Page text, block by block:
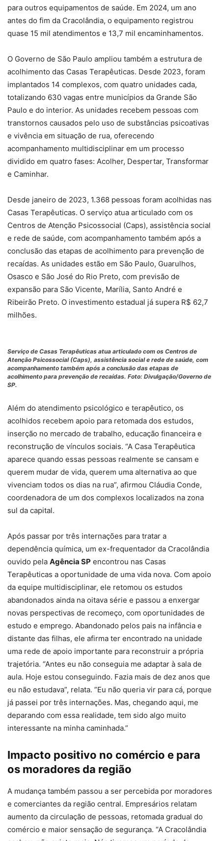
para outros equipamentos de saúde. Em 2024, um ano
antes do fim da Cracolândia, o equipamento registrou
quase 15 mil atendimentos e 13,7 mil encaminhamentos.
O Governo de São Paulo ampliou também a estrutura de
acolhimento das Casas Terapêuticas. Desde 2023, foram
implantados 14 complexos, com quatro unidades cada,
totalizando 630 vagas entre municípios da Grande São
Paulo e do interior. As unidades recebem pessoas com
transtornos causados pelo uso de substâncias psicoativas
e vivência em situação de rua, oferecendo
acompanhamento multidisciplinar em um processo
dividido em quatro fases: Acolher, Despertar, Transformar
e Caminhar.
Desde janeiro de 2023, 1.368 pessoas foram acolhidas nas
Casas Terapêuticas. O serviço atua articulado com os
Centros de Atenção Psicossocial (Caps), assistência social
e rede de saúde, com acompanhamento também após a
conclusão das etapas de acolhimento para prevenção de
recaídas. As unidades estão em São Paulo, Guarulhos,
Osasco e São José do Rio Preto, com previsão de
expansão para São Vicente, Marília, Santo André e
Ribeirão Preto. O investimento estadual já supera R$ 62,7
milhões.
Serviço de Casas Terapêuticas atua articulado com os Centros de
Atenção Psicossocial (Caps), assistência social e rede de saúde, com
acompanhamento também após a conclusão das etapas de
acolhimento para prevenção de recaídas. Foto: Divulgação/Governo de
SP.
Além do atendimento psicológico e terapêutico, os
acolhidos recebem apoio para retomada dos estudos,
inserção no mercado de trabalho, educação financeira e
reconstrução de vínculos sociais. “A Casa Terapêutica
aparece quando essas pessoas realmente se cansam e
querem mudar de vida, querem uma alternativa ao que
vivenciam todos os dias na rua”, afirmou Cláudia Conde,
coordenadora de um dos complexos localizados na zona
sul da capital.
Após passar por três internações para tratar a
dependência química, um ex-frequentador da Cracolândia
ouvido pela Agência SP encontrou nas Casas
Terapêuticas a oportunidade de uma vida nova. Com apoio
da equipe multidisciplinar, ele retomou os estudos
abandonados ainda na oitava série e passou a enxergar
novas perspectivas de recomeço, com oportunidades de
estudo e emprego. Abandonado pelos pais na infância e
distante das filhas, ele afirma ter encontrado na unidade
uma rede de apoio importante para reconstruir a própria
trajetória. “Antes eu não conseguia me adaptar à sala de
aula. Hoje estou conseguindo. Fazia mais de dez anos que
eu não estudava”, relata. ”Eu não queria vir para cá, porque
já passei por três internações. Mas, chegando aqui, me
deparando com essa realidade, tem sido algo muito
interessante na minha caminhada.”
Impacto positivo no comércio e para
os moradores da região
A mudança também passou a ser percebida por moradores
e comerciantes da região central. Empresários relatam
aumento da circulação de pessoas, retomada gradual do
comércio e maior sensação de segurança. “A Cracolândia